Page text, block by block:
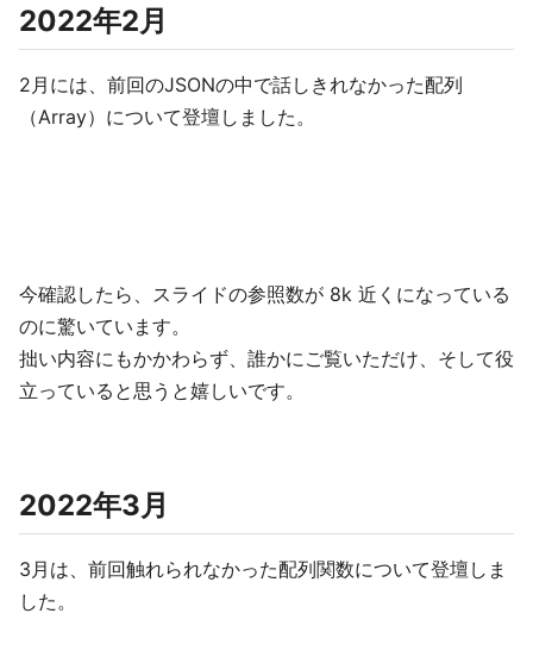
2022年2月
2月には、前回のJSONの中で話しきれなかった配列
（Array）について登壇しました。
今確認したら、スライドの参照数が 8k 近くになっている
のに驚いています。
拙い内容にもかかわらず、誰かにご覧いただけ、そして役
立っていると思うと嬉しいです。
2022年3月
3月は、前回触れられなかった配列関数について登壇しま
した。